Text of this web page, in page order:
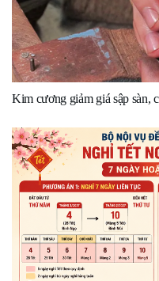
Kim cương giảm giá sập sàn,